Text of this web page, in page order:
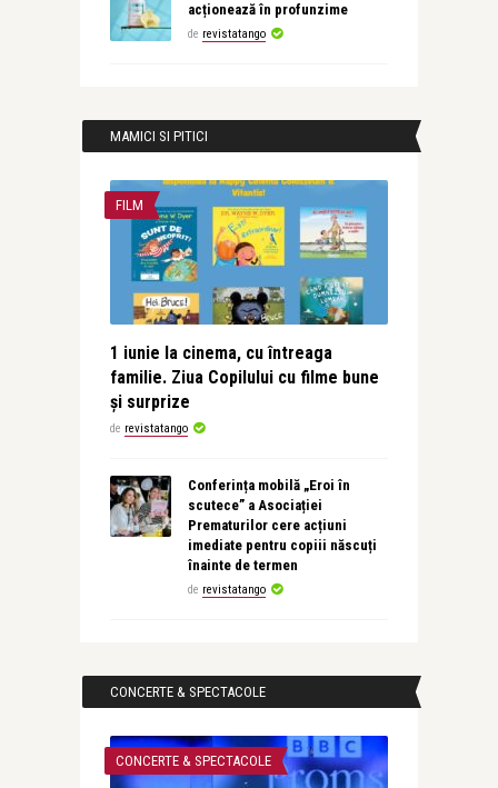
acționează în profunzime
de revistatango
MAMICI SI PITICI
FILM
1 iunie la cinema, cu întreaga
familie. Ziua Copilului cu filme bune
și surprize
de revistatango
Conferința mobilă „Eroi în
scutece” a Asociației
Prematurilor cere acțiuni
imediate pentru copiii născuți
înainte de termen
de revistatango
CONCERTE & SPECTACOLE
CONCERTE & SPECTACOLE